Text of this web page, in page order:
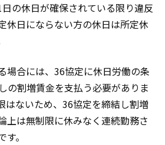
の休日が確保されている限り違反
休日にならない方の休日は所定休
場合には、36協定に休日労働の条
の割増賃金を支払う必要がありま
はないため、36協定を締結し割増
上は無制限に休みなく連続勤務さ
。